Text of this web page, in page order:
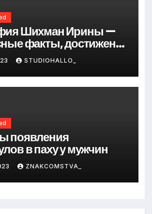
Шихман Ирины —
факты, достижения
STUDIOHALLO_
появления
в паху у мужчин
ZNAKCOMSTVA_